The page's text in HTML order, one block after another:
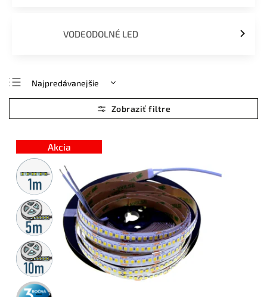
VODEODOLNÉ LED
Najpredávanejšie
Najlacnejšie
Najdrahšie
Abecedne
Akcia
Metrážny
predaj
5m
rolka
10m
rolka
3 roky